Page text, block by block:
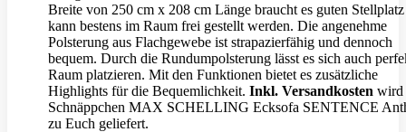
Breite von 250 cm x 208 cm Länge braucht es guten
kann bestens im Raum frei gestellt werden. Die angenehme
Polsterung aus Flachgewebe ist strapazierfähig und dennoch
bequem. Durch die Rundumpolsterung lässt es sich auch
Raum platzieren. Mit den Funktionen bietet es zusätzliche
Highlights für die Bequemlichkeit. Inkl. Versandkosten wird
Schnäppchen MAX SCHELLING Ecksofa SENTENCE
zu Euch geliefert.